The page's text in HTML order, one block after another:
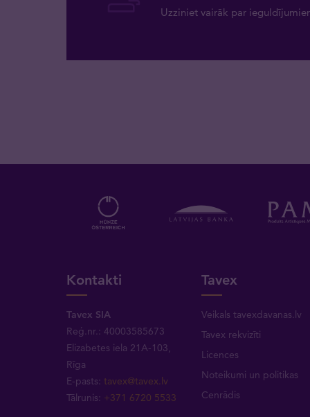
Uzziniet vairāk par
Kontakti
Tavex SIA
Reģ.nr.: 40003585673
Elizabetes iela 21A-103,
Rīga
E-pasts: tavex@tavex.lv
Tālrunis: +371 6720 5533
Tavex
Veikals tavexdavanas.lv
Tavex rekvizīti
Licences
Noteikumi un politikas
Cenrādis